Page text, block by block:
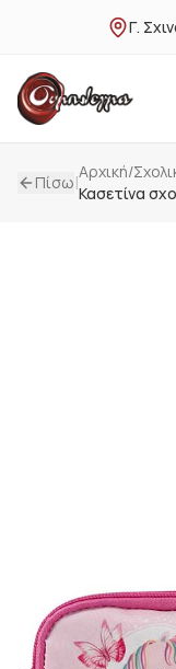
Γ.
Πίσω|Αρχική/
Κασετίνα